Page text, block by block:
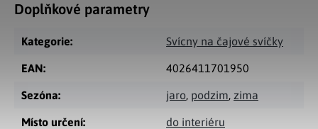
Doplňkové parametry
Kategorie: Svícny na čajové svíčky
EAN: 4026411701950
Sezóna: jaro, podzim, zima
Místo určení: do interiéru